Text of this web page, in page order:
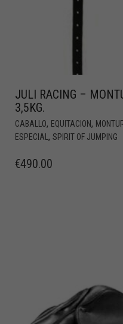
JULI RACING –
3,5KG.
CABALLO, EQUITACION,
ESPECIAL, SPIRIT OF JUMPING
€490.00